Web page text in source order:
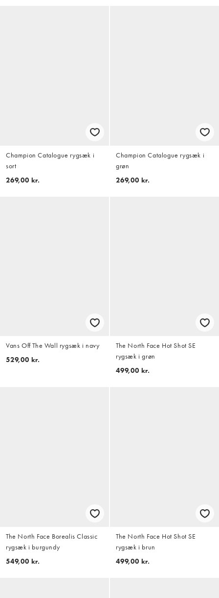
Champion Catalogue rygsæk i
sort
269,00 kr.
Champion Catalogue rygsæk i
grøn
269,00 kr.
Vans Off The Wall rygsæk i navy
529,00 kr.
The North Face Hot Shot SE
rygsæk i grøn
499,00 kr.
The North Face Borealis Classic
rygsæk i burgundy
549,00 kr.
The North Face Hot Shot SE
rygsæk i brun
499,00 kr.